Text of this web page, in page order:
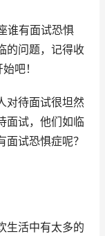
谁有面试恐惧
的问题，记得收
吧！
对待面试很坦然
面试，他们如临
试恐惧症呢？
生活中有太多的